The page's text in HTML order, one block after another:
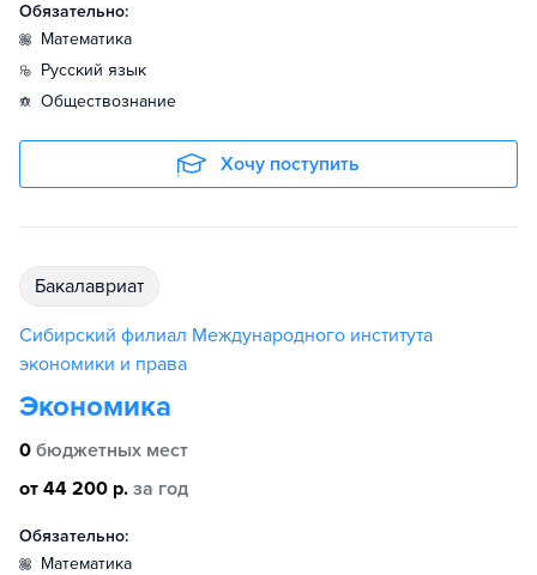
Обязательно:
математика
русский язык
обществознание
Хочу поступить
бакалавриат
Сибирский филиал Международного института
экономики и права
Экономика
0 бюджетных мест
от 44 200 р. за год
Обязательно:
математика